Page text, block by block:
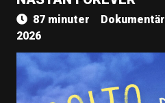
87 minuter Dokumentär
2026